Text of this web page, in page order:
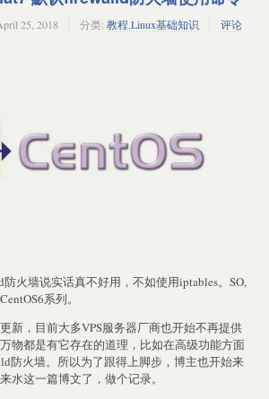
始计算4个echo "查找子字符串 : \n"ech
hello&quot; # 下标是从1开始
25, 2018 分类: 教程 Linux基础知识 评论
防火墙说实话真不好用，不如使用iptables。SO,
系列。
新，目前大多VPS服务器厂商也开始不再提供
物都是有它存在的道理，比如在高级功能方面
防火墙。所以为了跟得上脚步，博主也开始来
水这一篇博文了，做个记录。